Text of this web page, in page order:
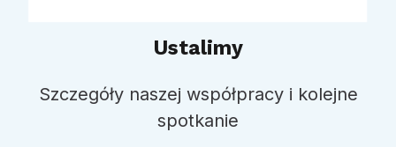
Ustalimy
Szczegóły naszej współpracy i kolejne
spotkanie